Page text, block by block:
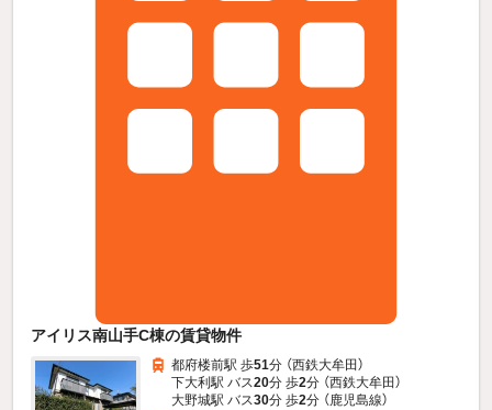
アイリス南山手C棟の賃貸物件
都府楼前駅 歩51分 （西鉄大牟田）
下大利駅 バス20分 歩2分 （西鉄大牟田）
大野城駅 バス30分 歩2分 （鹿児島線）